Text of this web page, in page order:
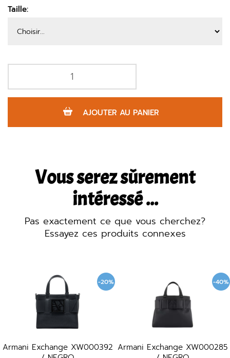
Taille:
AJOUTER AU PANIER
Vous serez sûrement
intéressé ...
Pas exactement ce que vous cherchez?
Essayez ces produits connexes
-20%
Armani Exchange XW000392
-40%
Armani Exchange XW000285